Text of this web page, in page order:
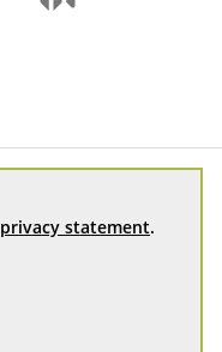
privacy statement.